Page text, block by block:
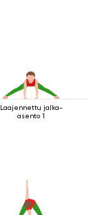
Laajennettu jalka-
asento 1